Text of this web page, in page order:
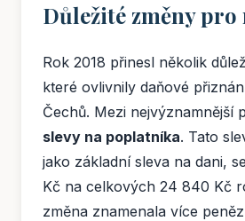
Důležité změny pro
Rok 2018 přinesl několik
které ovlivnily daňové
Čechů. Mezi nejvýznamnější
slevy na poplatníka. Tato
jako základní sleva na dani,
Kč na celkových 24 840 Kč
změna znamenala více